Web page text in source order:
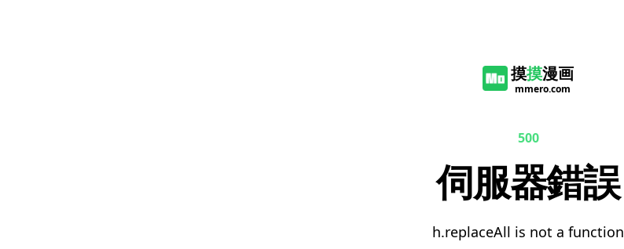
摸摸漫画
mmero.com
500
伺服器錯誤
h.replaceAll is not a function